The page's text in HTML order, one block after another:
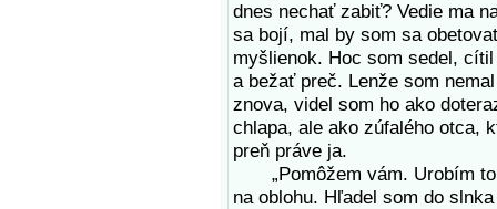
dnes nechať zabiť? Vedie ma
sa bojí, mal by som sa
myšlienok. Hoc som sedel,
a bežať preč. Lenže som
znova, videl som ho ako
chlapa, ale ako zúfalého otca,
preň práve ja.
„Pomôžem vám. Urobím to
na oblohu. Hľadel som do